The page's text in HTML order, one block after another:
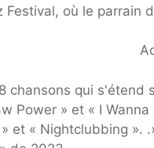
Festival, où le parrain
chansons qui s'étend
Power » et « I
et « Nightclubbing ».